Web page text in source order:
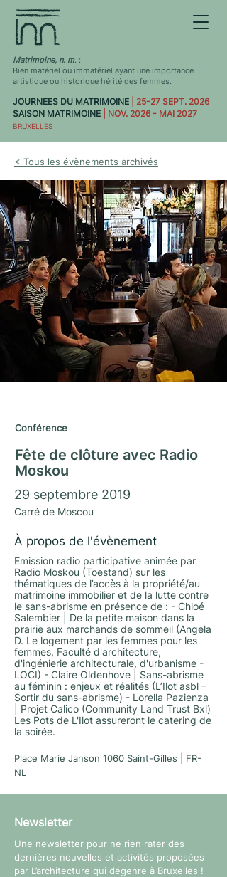
Matrimoine, n. m. :
Bien matériel ou immatériel ayant une importance
artistique ou historique hérité des femmes.
JOURNEES DU MATRIMOINE
| 25-27 SEPT. 2026
SAISON MATRIMOINE
| NOV. 2026 - MAI 2027
BRUXELLES
< Tous les évènements archivés
Conférence
Fête de clôture avec Radio
Moskou
29 septembre 2019
Carré de Moscou
À propos de l'évènement
Emission radio participative animée par
Radio Moskou (Toestand) sur les
thématiques de l’accès à la propriété/au
matrimoine immobilier et de la lutte contre
le sans-abrisme en présence de : - Chloé
Salembier | De la petite maison dans la
prairie aux marchands de sommeil (Angela
D. Le logement par les femmes pour les
femmes, Faculté d'architecture,
d'ingénierie architecturale, d'urbanisme -
LOCI) - Claire Oldenhove | Sans-abrisme
au féminin : enjeux et réalités (L’Ilot asbl –
Sortir du sans-abrisme) - Lorella Pazienza
| Projet Calico (Community Land Trust Bxl)
Les Pots de L'Ilot assureront le catering de
la soirée.
Place Marie Janson 1060 Saint-Gilles | FR-
NL
Newsletter
Une newsletter pour ne rien rater des
dernières nouvelles et activités proposées
par L’architecture qui dégenre à Bruxelles !